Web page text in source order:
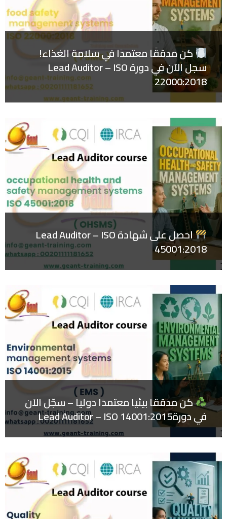
كن مدققًا معتمدًا في سلامة الغذاء!
سجل الآن في دورة Lead Auditor – ISO
22000:2018
احصل على شهادة Lead Auditor – ISO
45001:2018
كن مدققًا بيئيًا معتمدًا دوليًا – سجّل الآن
في دورةLead Auditor – ISO 14001:2015